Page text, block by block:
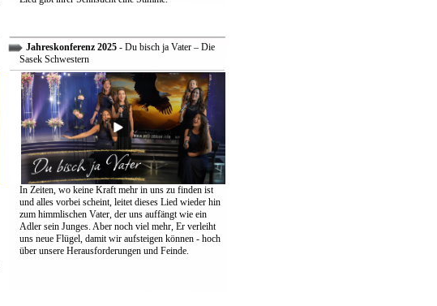
Jahreskonferenz 2025- Du bisch ja Vater – Die
Sasek Schwestern
In Zeiten, wo keine Kraft mehr in uns zu finden ist
und alles vorbei scheint, leitet dieses Lied wieder hin
zum himmlischen Vater, der uns auffängt wie ein
Adler sein Junges. Aber noch viel mehr, Er verleiht
uns neue Flügel, damit wir aufsteigen können - hoch
über unsere Herausforderungen und Feinde.